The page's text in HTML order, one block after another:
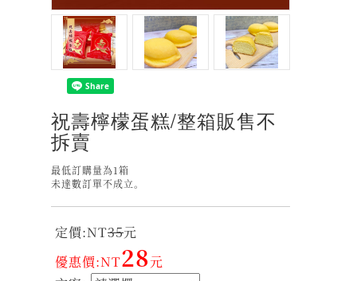
祝壽檸檬蛋糕/整箱販售不
拆賣
最低訂購量為1箱
未達數訂單不成立。
定價:NT35元
優惠價:NT28元